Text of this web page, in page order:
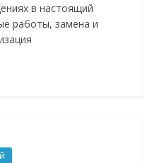
в настоящий
работы, замена и